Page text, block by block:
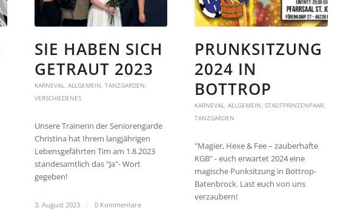
SIE HABEN SICH
GETRAUT 2023
KARNEVAL ALLGEMEIN TANZGARDEN
VERSCHIEDENES
Unsere Trainerin der Seniorengarde
Christina hat Ihrem langjährigen
Lebensgefährten Tim am 1.8.2023
standesamtlich das "Ja"- Wort
gegeben!
3. August 2023 / 0 Kommentare
PRUNKSITZUNG
2024 IN
BOTTROP
KARNEVAL ,ALLGEMEIN ,STADTPRINZENPAAR
TANZGARDEN
"Magier, Hexe & Fee – zauberhafte
KGB" - euch erwartet 2024 eine
magische Punksitzung in Bottrop-
Batenbrock. Last euch von uns
verzaubern!